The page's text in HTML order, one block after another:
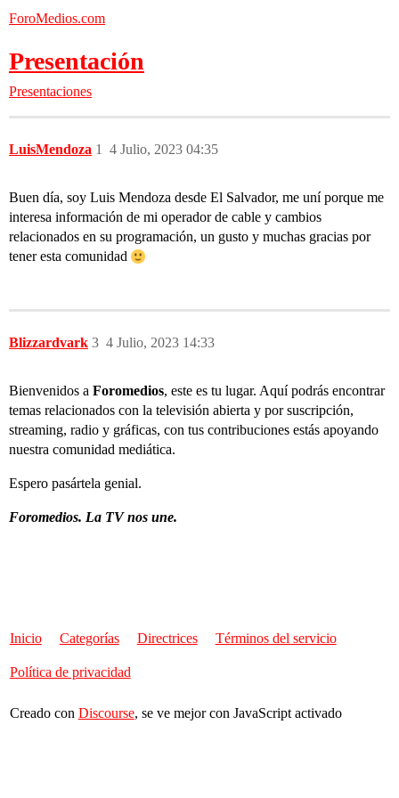
ForoMedios.com
Presentación
Presentaciones
LuisMendoza 4 Julio, 2023 04:35
1
Buen día, soy Luis Mendoza desde El Salvador, me uní porque me
interesa información de mi operador de cable y cambios
relacionados en su programación, un gusto y muchas gracias por
tener esta comunidad
Blizzardvark 4 Julio, 2023 14:33
3
Bienvenidos a Foromedios, este es tu lugar. Aquí podrás encontrar
temas relacionados con la televisión abierta y por suscripción,
streaming, radio y gráficas, con tus contribuciones estás apoyando
nuestra comunidad mediática.
Espero pasártela genial.
Foromedios. La TV nos une.
Inicio Categorías Directrices Términos del servicio
Política de privacidad
Creado con Discourse, se ve mejor con JavaScript activado